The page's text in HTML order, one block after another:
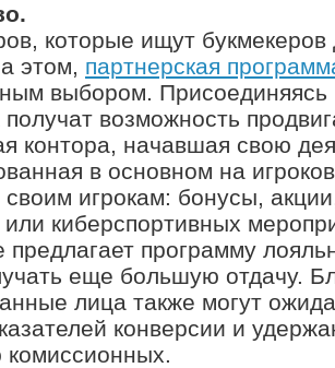
которые ищут
этом, партнерская
выбором. Присоединяясь
возможность
контора, начавшая свою
в основном на
своим игрокам: бонусы,
киберспортивных
предлагает программу
еще большую отдачу.
лица также могут
конверсии и